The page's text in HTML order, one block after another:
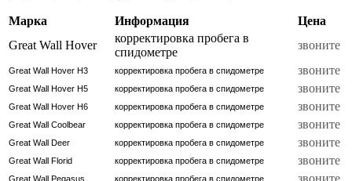
Марка Информация
Цена
Great Wall Hover
корректировка пробега в
спидометре
звоните
Great Wall Hover H3 корректировка пробега в спидометре звоните
Great Wall Hover H5 корректировка пробега в спидометре звоните
Great Wall Hover H6 корректировка пробега в спидометре звоните
Great Wall Coolbear корректировка пробега в спидометре звоните
Great Wall Deer корректировка пробега в спидометре звоните
Great Wall Florid корректировка пробега в спидометре звоните
Great Wall Pegasus корректировка пробега в спидометре